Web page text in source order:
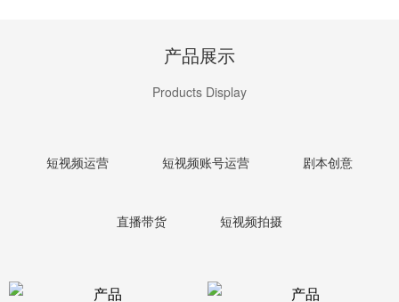
产品展示
Products Display
短视频运营 短视频账号运营 剧本创意
直播带货 短视频拍摄